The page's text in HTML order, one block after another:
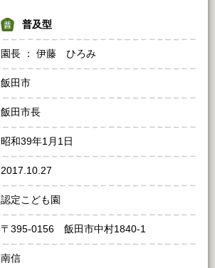
普及型
園長 ： 伊藤 ひろみ
飯田市
飯田市長
昭和39年1月1日
2017.10.27
認定こども園
〒395-0156 飯田市中村1840-1
南信